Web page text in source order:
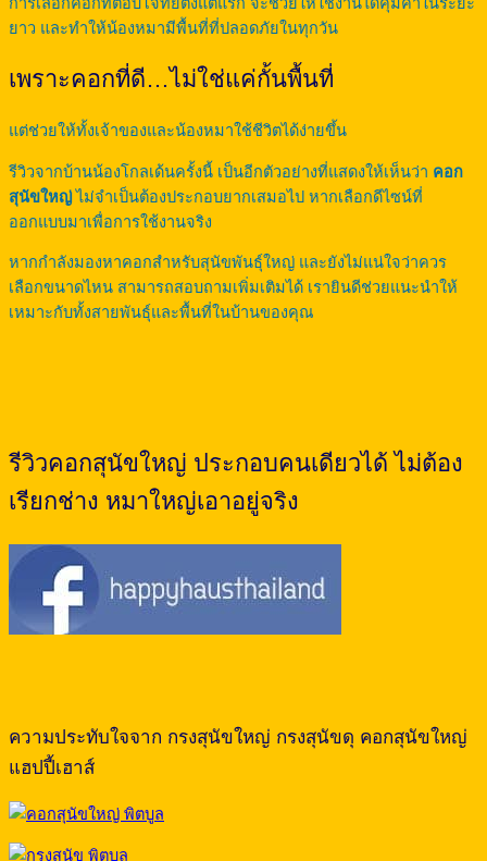
ยาว และทำให้น้องหมามีพื้นที่ที่ปลอดภัยในทุกวัน
เพราะคอกที่ดี…ไม่ใช่แค่กั้นพื้นที่
แต่ช่วยให้ทั้งเจ้าของและน้องหมาใช้ชีวิตได้ง่ายขึ้น
รีวิวจากบ้านน้องโกลเด้นครั้งนี้ เป็นอีกตัวอย่างที่แสดงให้เห็นว่า คอก
สุนัขใหญ่ไม่จำเป็นต้องประกอบยากเสมอไป หากเลือกดีไซน์ที่
ออกแบบมาเพื่อการใช้งานจริง
หากกำลังมองหาคอกสำหรับสุนัขพันธุ์ใหญ่ และยังไม่แน่ใจว่าควร
เลือกขนาดไหน สามารถสอบถามเพิ่มเติมได้ เรายินดีช่วยแนะนำให้
เหมาะกับทั้งสายพันธุ์และพื้นที่ในบ้านของคุณ
รีวิวคอกสุนัขใหญ่ ประกอบคนเดียวได้ ไม่ต้อง
เรียกช่าง หมาใหญ่เอาอยู่จริง
ความประทับใจจาก กรงสุนัขใหญ่ กรงสุนัขดุ คอกสุนัขใหญ่
แฮปปี้เฮาส์